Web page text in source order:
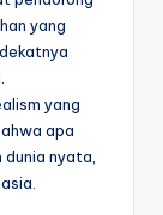
yang
yang
apa
nyata,